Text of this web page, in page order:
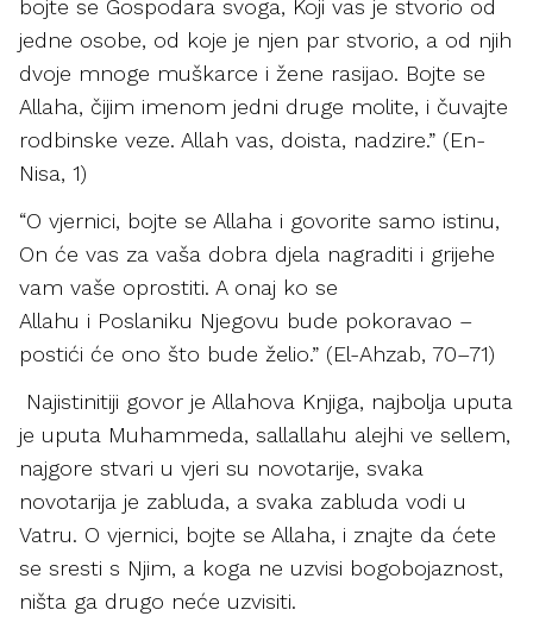
bojte se Gospodara svoga, Koji vas je stvorio od
jedne osobe, od koje je njen par stvorio, a od njih
dvoje mnoge muškarce i žene rasijao. Bojte se
Allaha, čijim imenom jedni druge molite, i čuvajte
rodbinske veze. Allah vas, doista, nadzire.” (En-
Nisa, 1)
“O vjernici, bojte se Allaha i govorite samo istinu,
On će vas za vaša dobra djela nagraditi i grijehe
vam vaše oprostiti. A onaj ko se
Allahu i Poslaniku Njegovu bude pokoravao –
postići će ono što bude želio.” (El-Ahzab, 70–71)
Najistinitiji govor je Allahova Knjiga, najbolja uputa
je uputa Muhammeda, sallallahu alejhi ve sellem,
najgore stvari u vjeri su novotarije, svaka
novotarija je zabluda, a svaka zabluda vodi u
Vatru. O vjernici, bojte se Allaha, i znajte da ćete
se sresti s Njim, a koga ne uzvisi bogobojaznost,
ništa ga drugo neće uzvisiti.